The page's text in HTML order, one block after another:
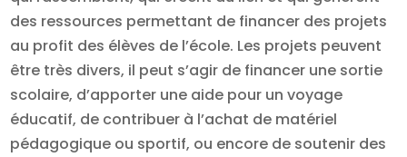
des ressources permettant de financer des projets
au profit des élèves de l’école. Les projets peuvent
être très divers, il peut s’agir de financer une sortie
scolaire, d’apporter une aide pour un voyage
éducatif, de contribuer à l’achat de matériel
pédagogique ou sportif, ou encore de soutenir des